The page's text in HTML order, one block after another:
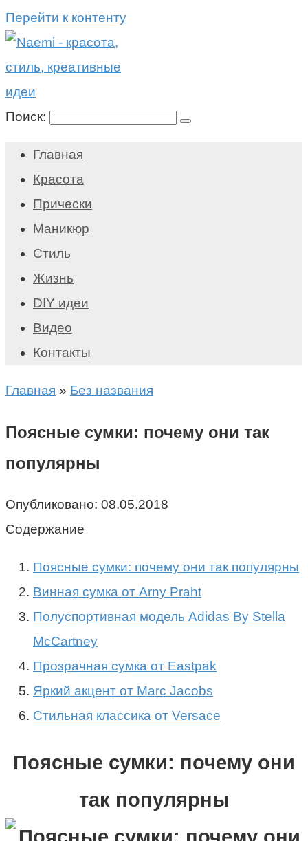
Перейти к контенту
Поиск:
Главная
Красота
Прически
Маникюр
Стиль
Жизнь
DIY идеи
Видео
Контакты
Главная » Без названия
Поясные сумки: почему они так
популярны
Опубликовано: 08.05.2018
Содержание
Поясные сумки: почему они так популярны
Винная сумка от Arny Praht
Полуспортивная модель Adidas By Stella
McCartney
Прозрачная сумка от Eastpak
Яркий акцент от Marc Jacobs
Стильная классика от Versace
Поясные сумки: почему они
так популярны